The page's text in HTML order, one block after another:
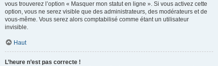
vous trouverez l’option « Masquer mon statut en ligne ». Si vous activez cette
option, vous ne serez visible que des administrateurs, des modérateurs et de
vous-même. Vous serez alors comptabilisé comme étant un utilisateur
invisible.
Haut
L’heure n’est pas correcte !